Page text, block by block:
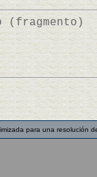
para una resolución